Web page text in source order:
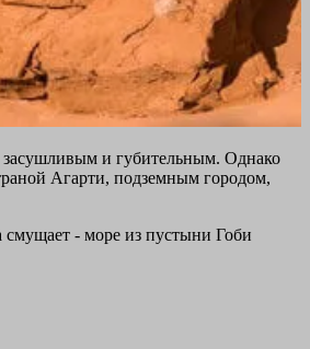
засушливым и губительным. Однако
Агарти, подземным городом,
смущает - море из пустыни Гоби